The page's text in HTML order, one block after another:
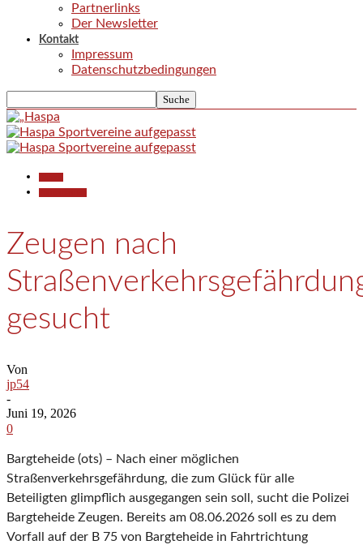
Partnerlinks
Der Newsletter
Kontakt
Impressum
Datenschutzbedingungen
Zeugen nach
gesucht
Von
jp54
-
Juni 19, 2026
0
Bargteheide (ots) – Nach einer möglichen
Straßenverkehrsgefährdung, die zum Glück für alle
Beteiligten glimpflich ausgegangen sein soll, sucht die Polizei
Bargteheide Zeugen. Bereits am 08.06.2026 soll es zu dem
Vorfall auf der B 75 von Bargteheide in Fahrtrichtung